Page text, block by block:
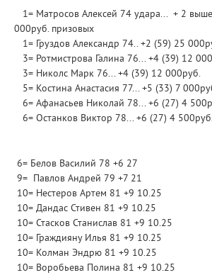
1= Матросов Алексей 74 удара... + 2
000руб. призовых
1= Груздов Александр 74.. +2 (59) 25
3= Ротмистрова Галина 76... +4 (39) 12
3= Николс Марк 76... +4 (39) 12 000руб.
5= Костина Анастасия 77... +5 (33) 7
6= Афанасьев Николай 78... +6 (27) 4
6= Останков Виктор 78... +6 (27) 4
6= Белов Василий 78 +6 27
9= Павлов Андрей 79 +7 21
10= Нестеров Артем 81 +9 10.25
10= Дандас Стивен 81 +9 10.25
10= Стасков Станислав 81 +9 10.25
10= Граждияну Илья 81 +9 10.25
10= Колман Эндрю 81 +9 10.25
10= Воробьева Полина 81 +9 10.25